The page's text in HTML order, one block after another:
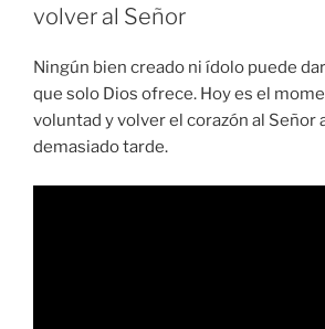
volver al Señor
Ningún bien creado ni ídolo puede
que solo Dios ofrece. Hoy es el
voluntad y volver el corazón al Señor
demasiado tarde.